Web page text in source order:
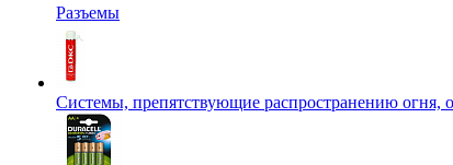
Разъемы
Системы, препятствующие распространению огня,